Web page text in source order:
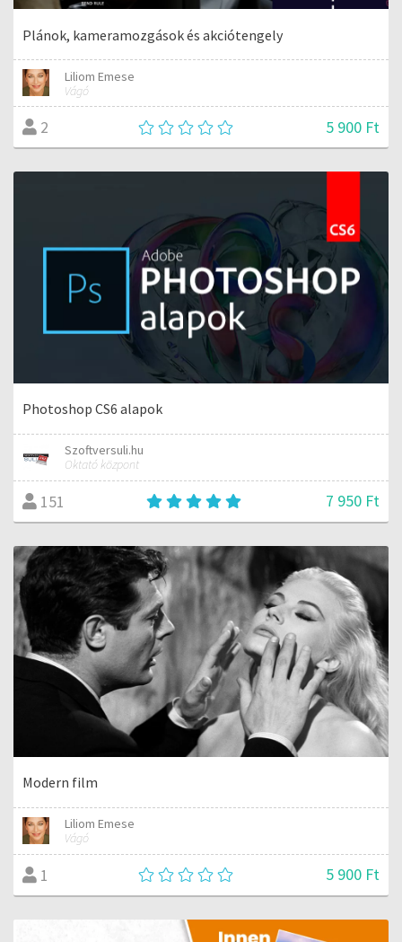
Plánok, kameramozgások és akciótengely
Liliom Emese
Vágó
2 5 900 Ft
Photoshop CS6 alapok
Szoftversuli.hu
Oktató központ
151 7 950 Ft
Modern film
Liliom Emese
Vágó
1 5 900 Ft